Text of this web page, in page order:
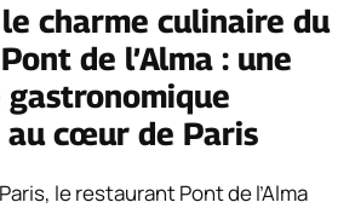
charme culinaire du
de l’Alma : une
cœur de Paris
le restaurant Pont de l’Alma